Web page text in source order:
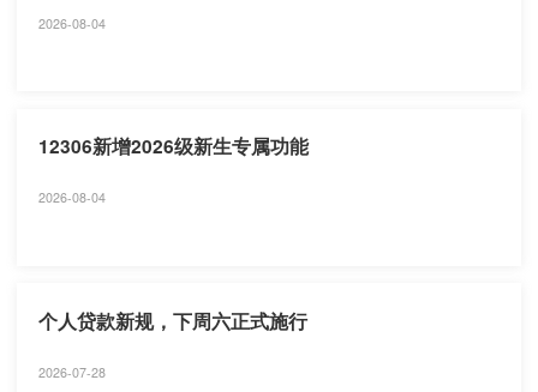
2026-08-04
12306新增2026级新生专属功能
2026-08-04
个人贷款新规，下周六正式施行
2026-07-28